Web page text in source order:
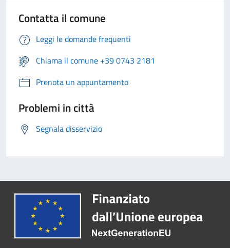
Contatta il comune
Leggi le domande frequenti
Chiama il comune +39 0743 2181
Prenota un appuntamento
Problemi in città
Segnala disservizio